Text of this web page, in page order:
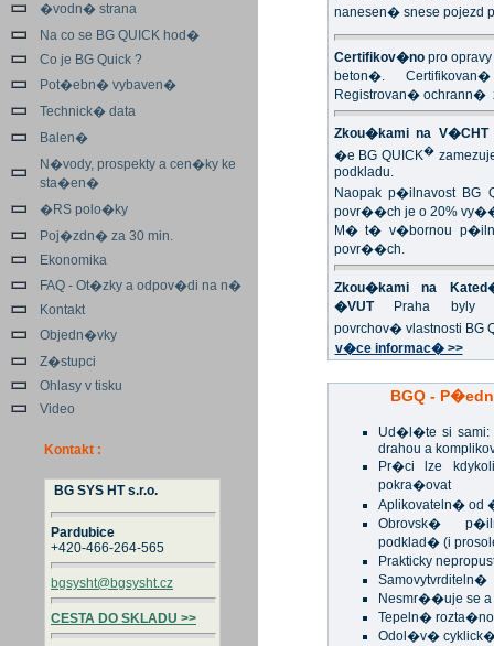
�vodn� strana
Na co se BG QUICK hod�
Co je BG Quick ?
Pot�ebn� vybaven�
Technick� data
Balen�
N�vody, prospekty a cen�ky ke
sta�en�
�RS polo�ky
Poj�zdn� za 30 min.
Ekonomika
FAQ - Ot�zky a odpov�di na n�
Kontakt
Objedn�vky
Z�stupci
Ohlasy v tisku
Video
Kontakt :
BG SYS HT s.r.o.
Pardubice
+420-466-264-565
bgsysht@bgsysht.cz
CESTA DO SKLADU >>
nanesen� snese pojezd
Certifikov�nopro
beton�.
Registrovan�
Zkou�kami na V�CHT
�e BG QUICK�
podkladu.
Naopak p�ilnavost BG
povr��ch je o 20%
M� t� v�bornou
povr��ch.
Zkou�kami na
�VUTPraha byly
povrchov� vlastnosti BG
v�ce informac� >>
BGQ -
Ud�l�te si
drahou a
Pr�ci lze
pokra�ovat
Aplikovateln� od
Obrovsk�
podklad� (i
Prakticky
Samovytvrditeln�
Nesmr��uje se
Tepeln�
Odol�v�